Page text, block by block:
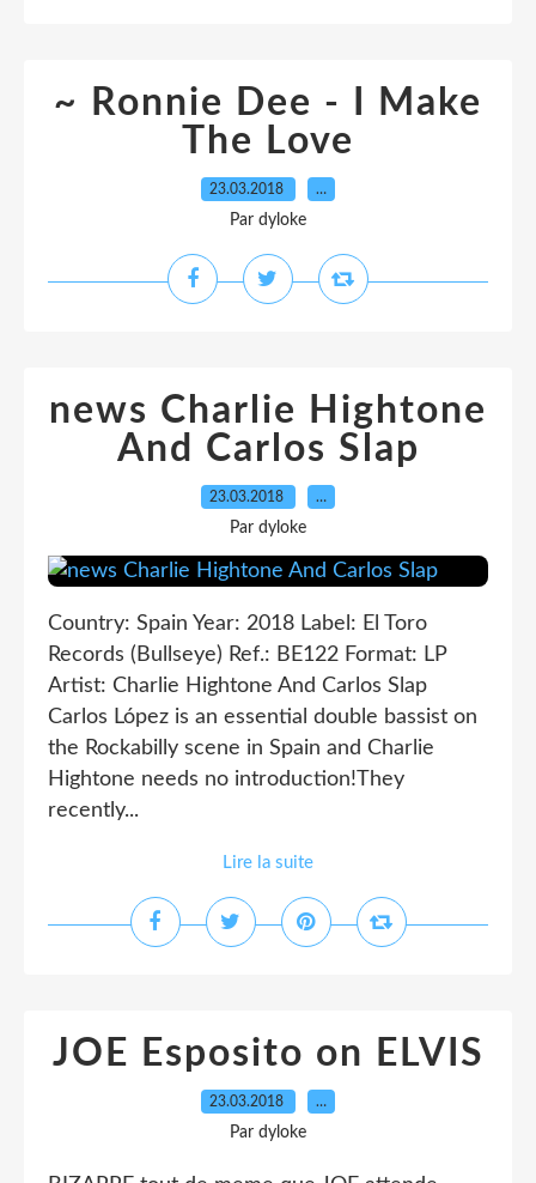
~ Ronnie Dee - I Make
The Love
23.03.2018 …
Par dyloke
news Charlie Hightone
And Carlos Slap
23.03.2018 …
Par dyloke
Country: Spain Year: 2018 Label: El Toro
Records (Bullseye) Ref.: BE122 Format: LP
Artist: Charlie Hightone And Carlos Slap
Carlos López is an essential double bassist on
the Rockabilly scene in Spain and Charlie
Hightone needs no introduction!They
recently...
Lire la suite
JOE Esposito on ELVIS
23.03.2018 …
Par dyloke